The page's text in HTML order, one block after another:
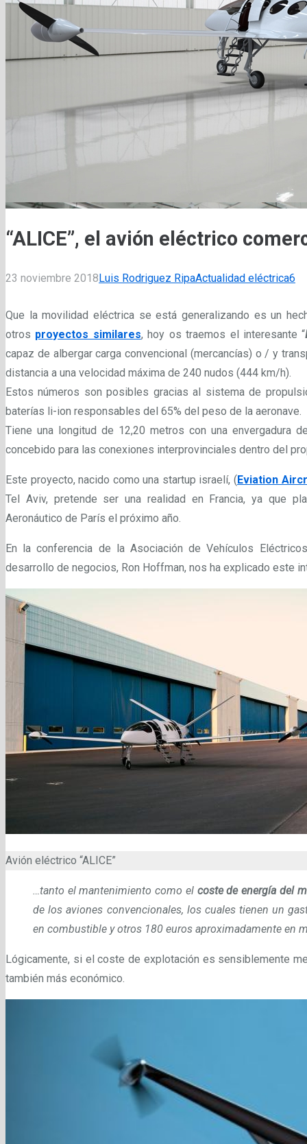
“ALICE”, el avión eléctrico
23 noviembre 2018Luis Rodriguez RipaActualidad eléctrica6
Que la movilidad eléctrica se está generalizando es un
otros proyectos similares, hoy os traemos el interesante “
capaz de albergar carga convencional (mercancías) o / y
distancia a una velocidad máxima de 240 nudos (444 km/h).
Estos números son posibles gracias al sistema de
baterías li-ion responsables del 65% del peso de la aeronave.
Tiene una longitud de 12,20 metros con una envergadura
concebido para las conexiones interprovinciales dentro del
Este proyecto, nacido como una startup israelí, (Eviation
Tel Aviv, pretende ser una realidad en Francia, ya que
Aeronáutico de París el próximo año.
En la conferencia de la Asociación de Vehículos
desarrollo de negocios, Ron Hoffman, nos ha explicado este
Avión eléctrico “ALICE”
…tanto el mantenimiento como el coste de energía del
de los aviones convencionales, los cuales tienen un
en combustible y otros 180 euros aproximadamente en
Lógicamente, si el coste de explotación es sensiblemente
también más económico.